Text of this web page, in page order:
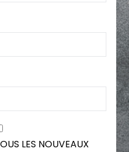
LES NOUVEAUX